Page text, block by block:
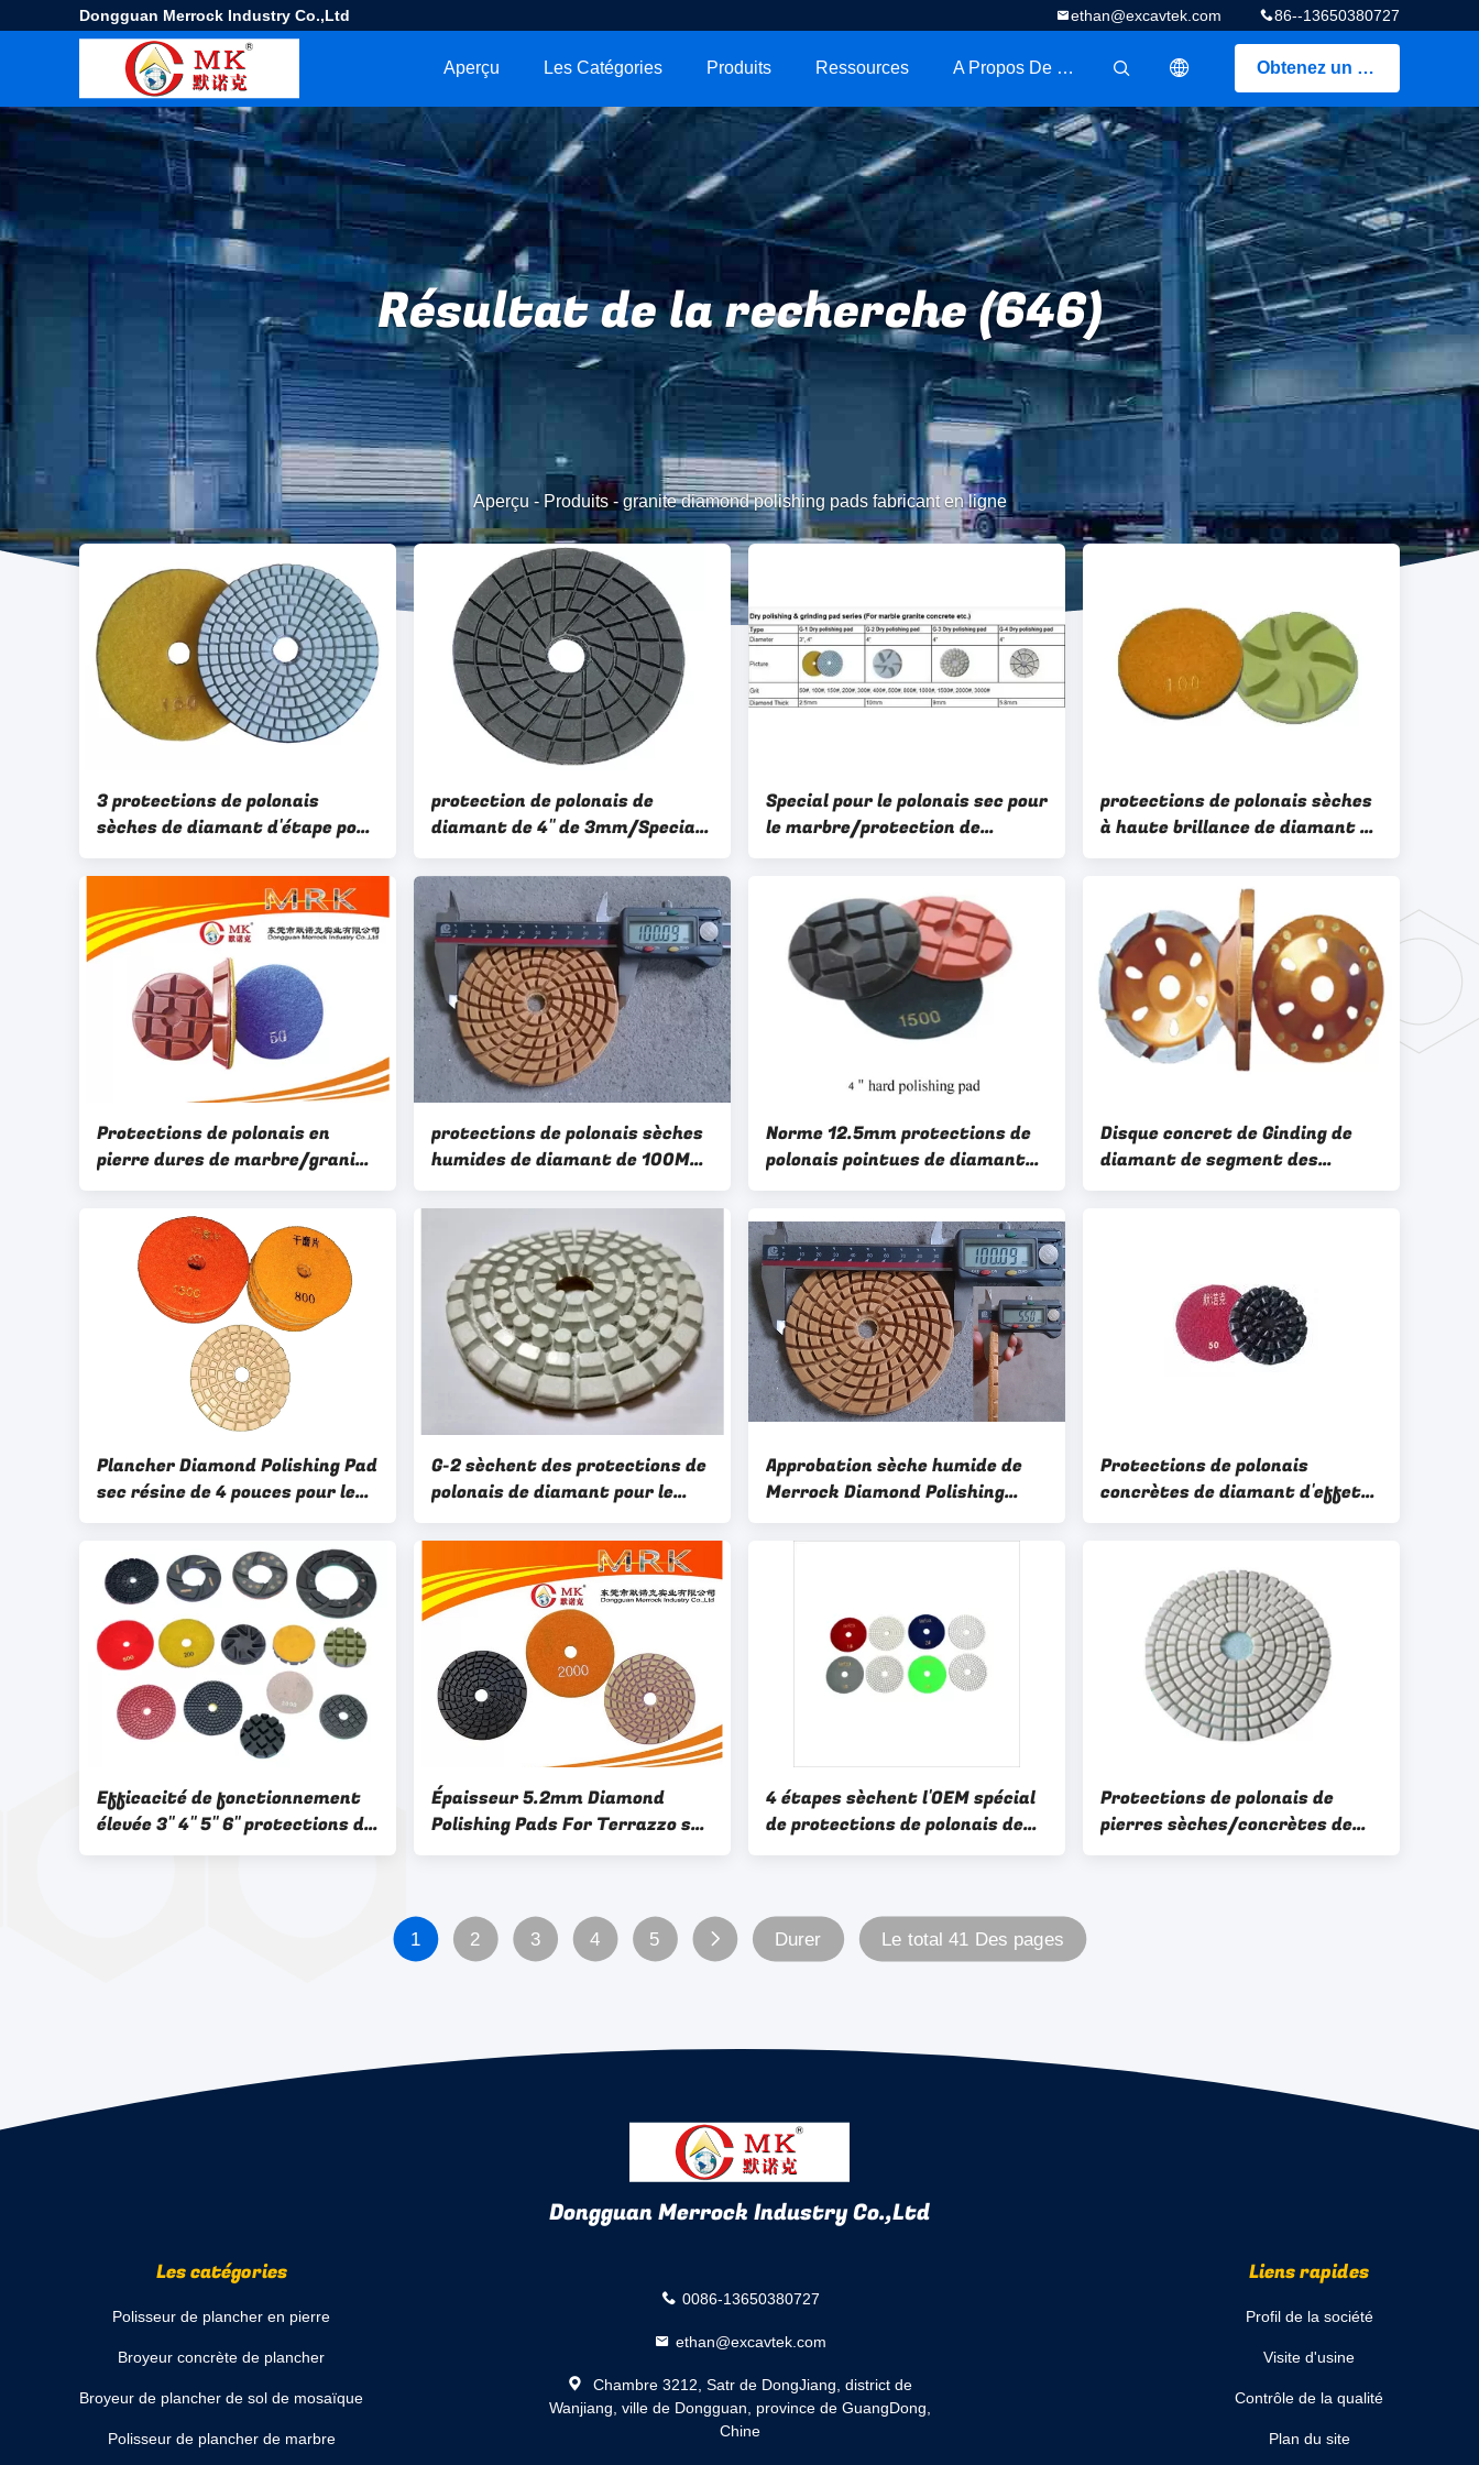
Dongguan Merrock Industry Co.,Ltd 86--13650380727
ethan@excavtek.com
Obtenez un devis
描述
Aperçu Les Catégories Produits Ressources A Propos De Nous
Résultat de la recherche (646)
Aperçu - Produits- granite diamond polishing pads fabricant en ligne
3 protections de polonais
sèches de diamant d'étape pour
le plancher en béton/marbre
protection de polonais de
diamant de 4" de 3mm/Special
secs pour le polonais sec
Special pour le polonais sec pour
le marbre/protection de
polonais sèche concrète de
protections de polonais sèches
à haute brillance de diamant de
10mm pour le marbre/béton
Protections de polonais en
pierre dures de marbre/granit
de diamant de 3 pouces 12.5mm
profondément
protections de polonais sèches
humides de diamant de 100MM
Merrock pour le plancher de
béton/granit
Norme 12.5mm protections de
polonais pointues de diamant
de résine de 4 pouces pour la
Disque concret de Ginding de
diamant de segment des
protections de polonais de
Plancher Diamond Polishing Pad
sec résine de 4 pouces pour le
meulage de sol de mosaïque
G-2 sèchent des protections de
polonais de diamant pour le
polonais concret/pierre à haute
brillance
Approbation sèche humide de
Merrock Diamond Polishing
Pads ISO9001
Protections de polonais
concrètes de diamant d'effet
élevé durable 7mm résistants
Efficacité de fonctionnement
élevée 3" 4" 5" 6" protections de
polonais de plancher de
Épaisseur 5.2mm Diamond
Polishing Pads For Terrazzo sec
humide
4 étapes sèchent l'OEM spécial
de protections de polonais de
diamant pour ISO-9001 de
Protections de polonais de
pierres sèches/concrètes de
diamant pour le polonais à
1 2 3 4 5 Durer Le total 41 Des pages
Dongguan Merrock Industry Co.,Ltd
Les catégories
Polisseur de plancher en pierre
Broyeur concrète de plancher
Broyeur de plancher de sol de mosaïque
Polisseur de plancher de marbre
0086-13650380727
ethan@excavtek.com
Chambre 3212, Satr de DongJiang, district de
Wanjiang, ville de Dongguan, province de GuangDong,
Chine
Liens rapides
Profil de la société
Visite d'usine
Contrôle de la qualité
Plan du site